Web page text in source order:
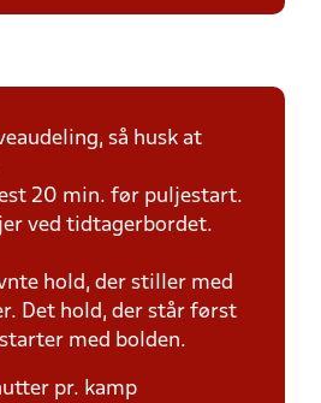
så husk at
20 min. før puljestart.
ved tidtagerbordet.
hold, der stiller med
Det hold, der står først
med bolden.
pr. kamp